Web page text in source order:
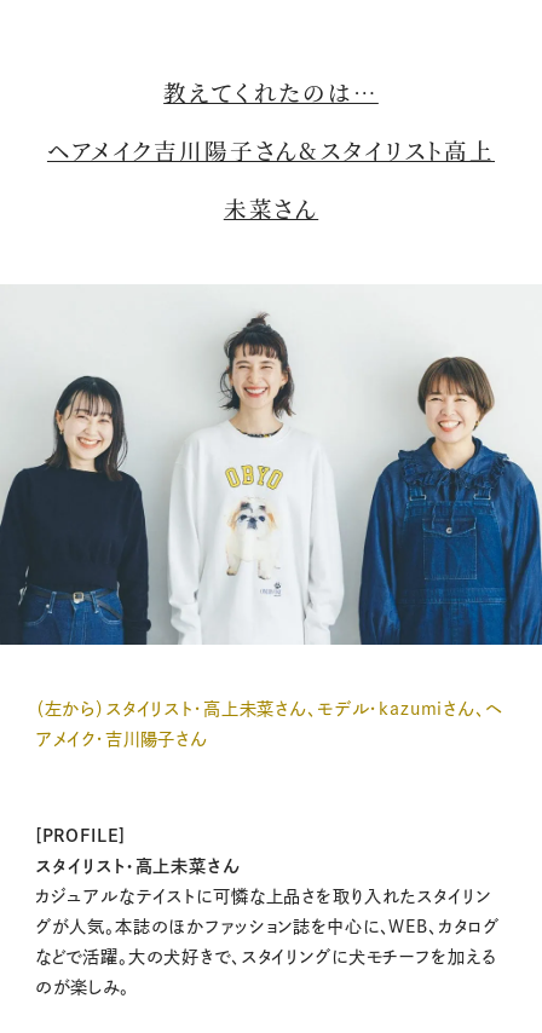
教えてくれたのは…
ヘアメイク吉川陽子さん&スタイリスト高上
未菜さん
（左から）スタイリスト・高上未菜さん、モデル・kazumiさん、ヘ
アメイク・吉川陽子さん
[PROFILE]
スタイリスト・高上未菜さん
カジュアルなテイストに可憐な上品さを取り入れたスタイリン
グが人気。本誌のほかファッション誌を中心に、WEB、カタログ
などで活躍。大の犬好きで、スタイリングに犬モチーフを加える
のが楽しみ。